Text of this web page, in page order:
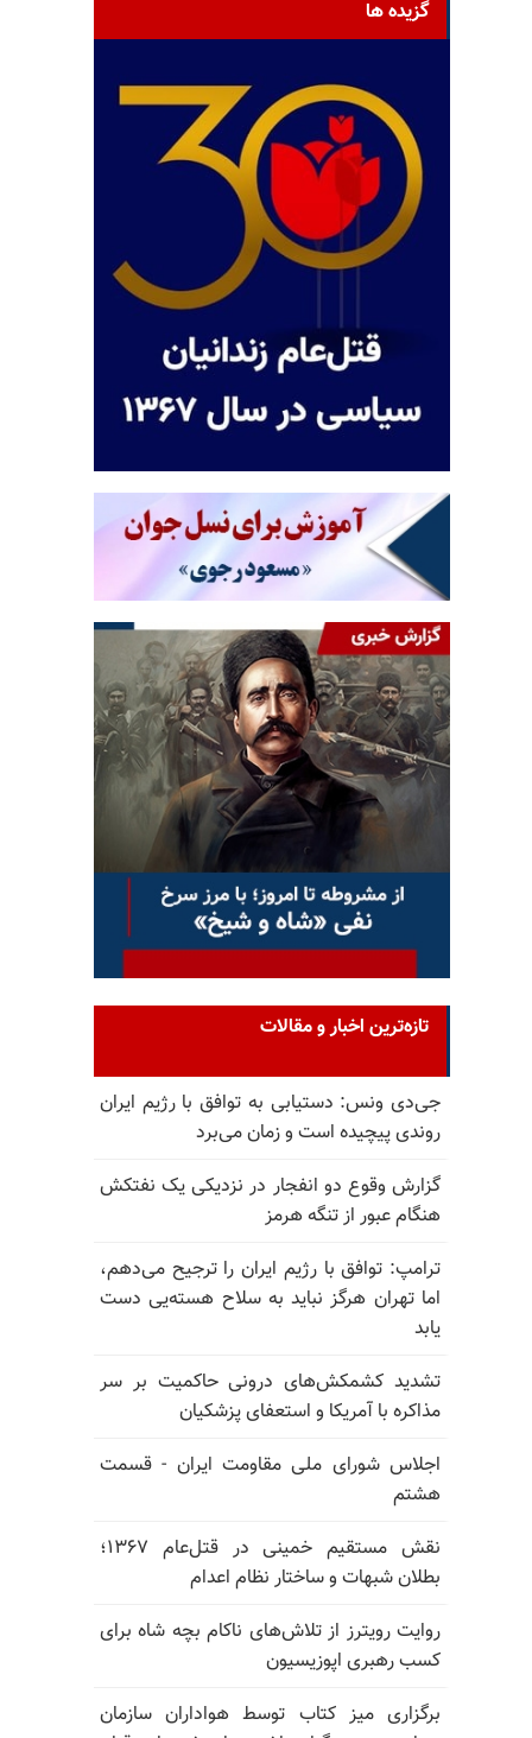
گزیده ها
تازه‌ترین اخبار و مقالات
جی‌دی ونس: دستیابی به توافق با رژیم ایران
روندی پیچیده است و زمان می‌برد
گزارش وقوع دو انفجار در نزدیکی یک نفتکش
هنگام عبور از تنگه هرمز
ترامپ: توافق با رژیم ایران را ترجیح می‌دهم،
اما تهران هرگز نباید به سلاح هسته‌یی دست
یابد
تشدید کشمکش‌های درونی حاکمیت بر سر
مذاکره با آمریکا و استعفای پزشکیان
اجلاس شورای ملی مقاومت ایران - قسمت
هشتم
نقش مستقیم خمینی در قتل‌عام ۱۳۶۷؛
بطلان شبهات و ساختار نظام اعدام
روایت رویترز از تلاش‌های ناکام بچه شاه برای
کسب رهبری اپوزیسیون
برگزاری میز کتاب توسط هواداران سازمان